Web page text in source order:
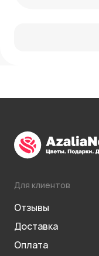
Для клиентов
Отзывы
Доставка
Оплата